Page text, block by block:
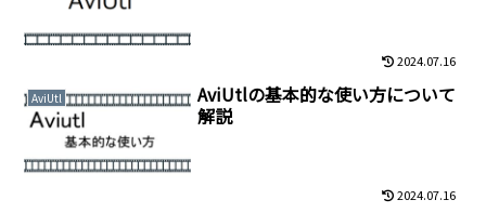
2024.07.16
AviUtl
AviUtlの基本的な使い方について
解説
2024.07.16